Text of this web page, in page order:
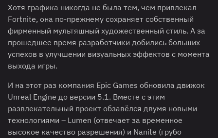
Хотя графика никогда не была тем, чем привлекал
Fortnite, она по-прежнему сохраняет собственный
фирменный мультяшный художественный стиль. А за
прошедшее время разработчики добились больших
успехов в улучшении визуальных эффектов с момента
выхода игры.
И на этот раз компания Epic Games обновила движок
Unreal Engine до версии 5.1. Вместе с этим
развлекательный проект обзавёлся двумя новыми
технологиями – Lumen (отвечает за временное
высокое качество разрешения) и Nanite (грубо